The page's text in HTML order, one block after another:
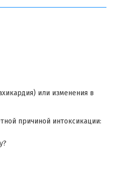
или изменения в
причиной интоксикации: